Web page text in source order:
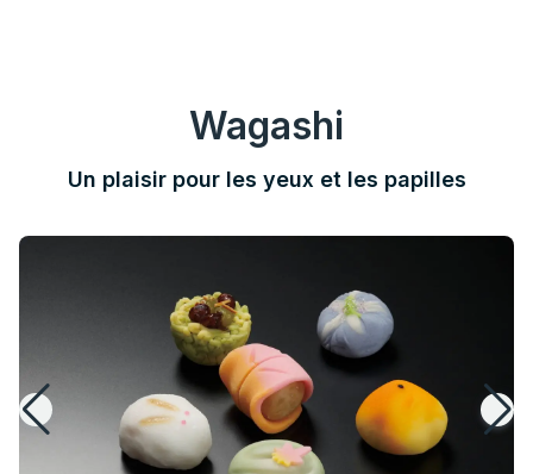
Wagashi
Un plaisir pour les yeux et les papilles